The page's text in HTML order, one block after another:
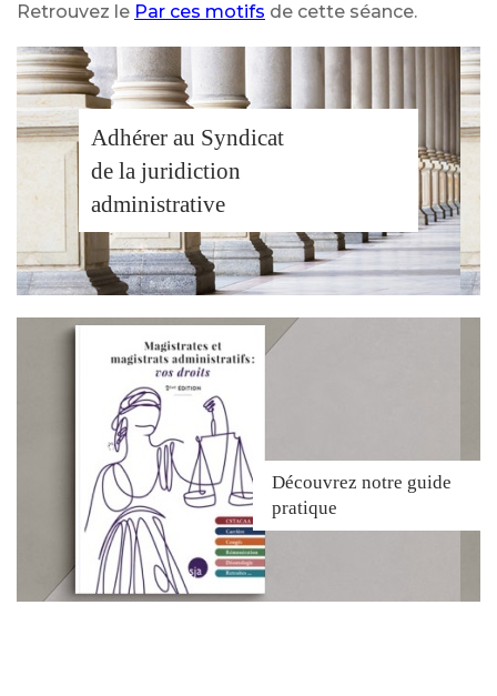
Retrouvez le Par ces motifs de cette séance.
Adhérer au Syndicat
de la juridiction
administrative
Découvrez notre guide
pratique